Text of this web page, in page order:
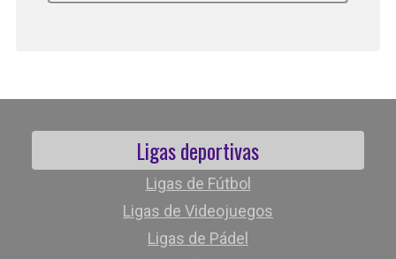
Ligas deportivas
Ligas de Fútbol
Ligas de Videojuegos
Ligas de Pádel